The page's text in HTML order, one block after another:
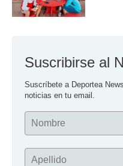
Suscribirse al
Suscríbete a Deportea
noticias en tu email.
Nombre
Apellido